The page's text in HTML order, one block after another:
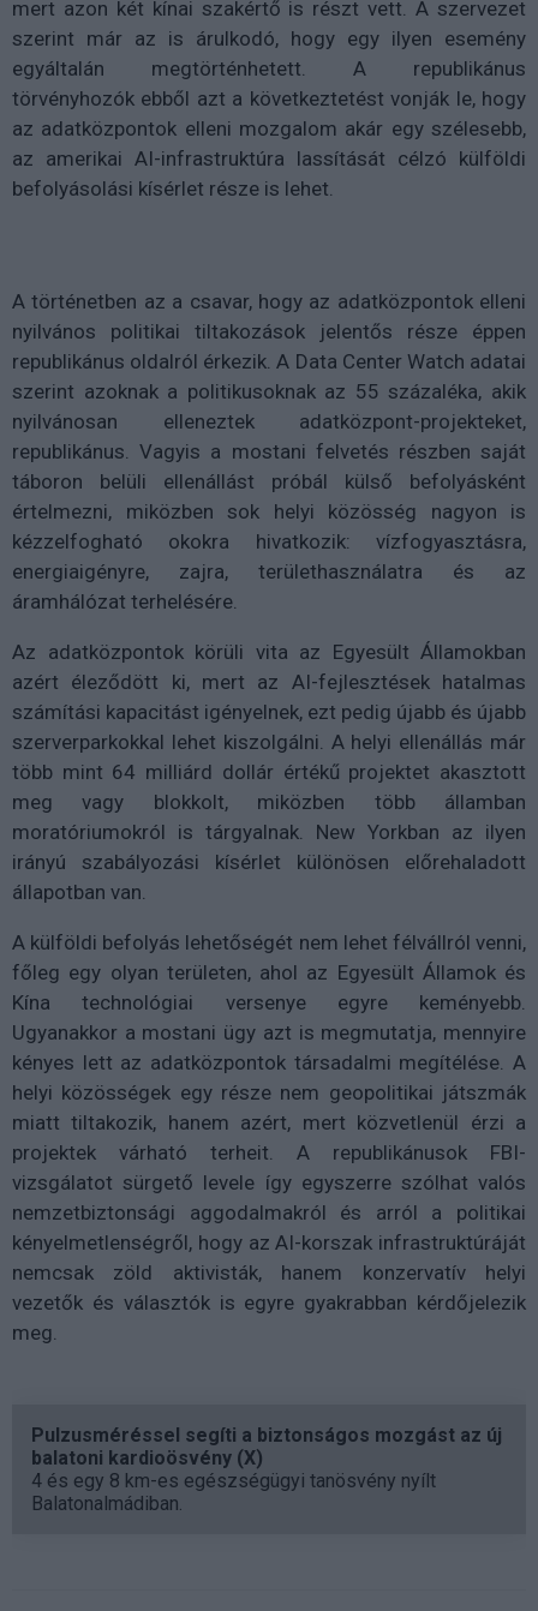
mert azon két kínai szakértő is részt vett. A szervezet
szerint már az is árulkodó, hogy egy ilyen esemény
egyáltalán megtörténhetett. A republikánus
törvényhozók ebből azt a következtetést vonják le, hogy
az adatközpontok elleni mozgalom akár egy szélesebb,
az amerikai AI-infrastruktúra lassítását célzó külföldi
befolyásolási kísérlet része is lehet.
A történetben az a csavar, hogy az adatközpontok elleni
nyilvános politikai tiltakozások jelentős része éppen
republikánus oldalról érkezik. A Data Center Watch adatai
szerint azoknak a politikusoknak az 55 százaléka, akik
nyilvánosan elleneztek adatközpont-projekteket,
republikánus. Vagyis a mostani felvetés részben saját
táboron belüli ellenállást próbál külső befolyásként
értelmezni, miközben sok helyi közösség nagyon is
kézzelfogható okokra hivatkozik: vízfogyasztásra,
energiaigényre, zajra, területhasználatra és az
áramhálózat terhelésére.
Az adatközpontok körüli vita az Egyesült Államokban
azért éleződött ki, mert az AI-fejlesztések hatalmas
számítási kapacitást igényelnek, ezt pedig újabb és újabb
szerverparkokkal lehet kiszolgálni. A helyi ellenállás már
több mint 64 milliárd dollár értékű projektet akasztott
meg vagy blokkolt, miközben több államban
moratóriumokról is tárgyalnak. New Yorkban az ilyen
irányú szabályozási kísérlet különösen előrehaladott
állapotban van.
A külföldi befolyás lehetőségét nem lehet félvállról venni,
főleg egy olyan területen, ahol az Egyesült Államok és
Kína technológiai versenye egyre keményebb.
Ugyanakkor a mostani ügy azt is megmutatja, mennyire
kényes lett az adatközpontok társadalmi megítélése. A
helyi közösségek egy része nem geopolitikai játszmák
miatt tiltakozik, hanem azért, mert közvetlenül érzi a
projektek várható terheit. A republikánusok FBI-
vizsgálatot sürgető levele így egyszerre szólhat valós
nemzetbiztonsági aggodalmakról és arról a politikai
kényelmetlenségről, hogy az AI-korszak infrastruktúráját
nemcsak zöld aktivisták, hanem konzervatív helyi
vezetők és választók is egyre gyakrabban kérdőjelezik
meg.
Pulzusméréssel segíti a biztonságos mozgást az új
balatoni kardioösvény (X)
4 és egy 8 km-es egészségügyi tanösvény nyílt
Balatonalmádiban.